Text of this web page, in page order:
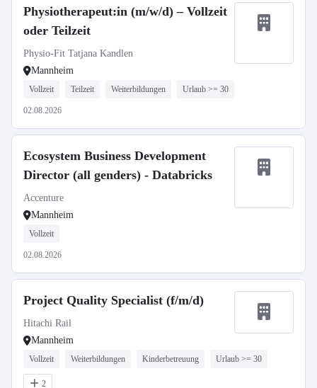
Physiotherapeut:in (m/w/d) – Vollzeit
oder Teilzeit
Physio-Fit Tatjana Kandlen
Mannheim
Vollzeit Teilzeit Weiterbildungen Urlaub >= 30
02.08.2026
Ecosystem Business Development
Director (all genders) - Databricks
Accenture
Mannheim
Vollzeit
02.08.2026
Project Quality Specialist (f/m/d)
Hitachi Rail
Mannheim
Vollzeit Weiterbildungen Kinderbetreuung Urlaub >= 30
2